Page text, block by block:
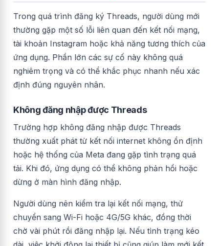
Trong quá trình đăng ký Threads, người dùng mới
thường gặp một số lỗi liên quan đến kết nối mạng,
tài khoản Instagram hoặc khả năng tương thích của
ứng dụng. Phần lớn các sự cố này không quá
nghiêm trọng và có thể khắc phục nhanh nếu xác
định đúng nguyên nhân.
Không đăng nhập được Threads
Trường hợp không đăng nhập được Threads
thường xuất phát từ kết nối internet không ổn định
hoặc hệ thống của Meta đang gặp tình trạng quá
tải. Khi đó, ứng dụng có thể không phản hồi hoặc
dừng ở màn hình đăng nhập.
Người dùng nên kiểm tra lại kết nối mạng, thử
chuyển sang Wi-Fi hoặc 4G/5G khác, đồng thời
chờ vài phút rồi đăng nhập lại. Nếu tình trạng kéo